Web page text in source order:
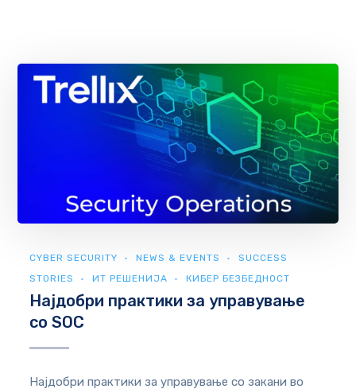
CYBER SECURITY NEWS & EVENTS
SUCCESS
STORIES
ИТ РЕШЕНИЈА КИБЕР БЕЗБЕДНОСТ
Најдобри практики за управување
со SOC
Најдобри практики за управување со закани во